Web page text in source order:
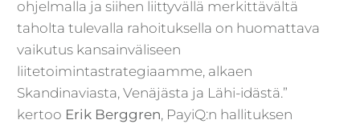
ohjelmalla ja siihen liittyvällä merkittävältä
taholta tulevalla rahoituksella on huomattava
vaikutus kansainväliseen
liitetoimintastrategiaamme, alkaen
Skandinaviasta, Venäjästa ja Lähi-idästä.”
kertoo Erik Berggren, PayiQ:n hallituksen